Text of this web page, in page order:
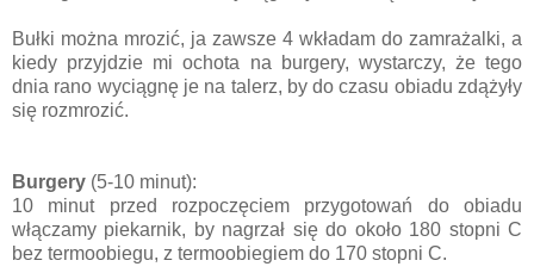
Bułki można mrozić, ja zawsze 4 wkładam do zamrażalki, a
kiedy przyjdzie mi ochota na burgery, wystarczy, że tego
dnia rano wyciągnę je na talerz, by do czasu obiadu zdążyły
się rozmrozić.
Burgery (5-10 minut):
10 minut przed rozpoczęciem przygotowań do obiadu
włączamy piekarnik, by nagrzał się do około 180 stopni C
bez termoobiegu, z termoobiegiem do 170 stopni C.